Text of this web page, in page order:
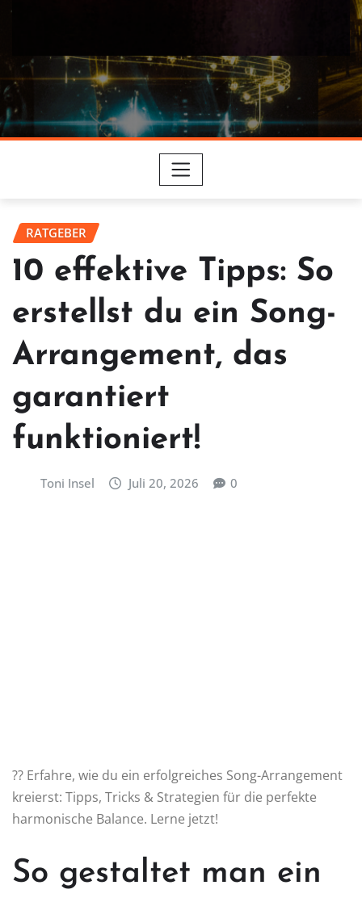
RATGEBER
10 effektive Tipps: So
erstellst du ein Song-
Arrangement, das
garantiert
funktioniert!
Toni Insel Juli 20, 2026 0
?? Erfahre, wie du ein erfolgreiches Song-Arrangement
kreierst: Tipps, Tricks & Strategien für die perfekte
harmonische Balance. Lerne jetzt!
So gestaltet man ein